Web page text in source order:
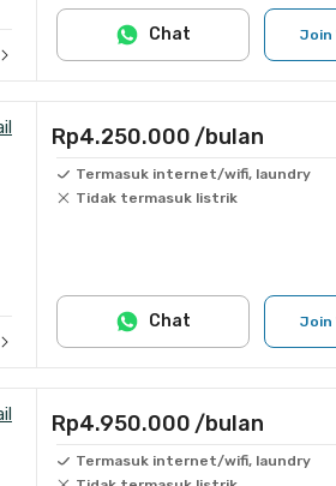
Join
Chat
Rp4.250.000 /bulan
Termasuk internet/wifi, laundry
Tidak termasuk listrik
Join
Chat
Rp4.950.000 /bulan
Termasuk internet/wifi, laundry